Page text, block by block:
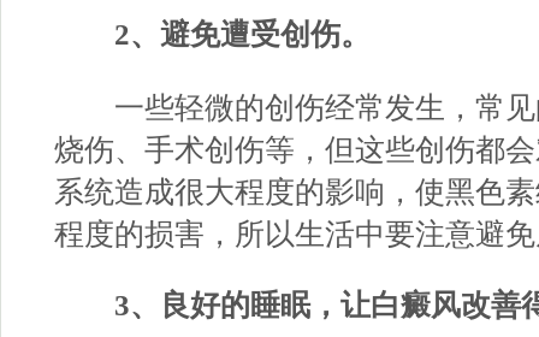
2、避免遭受创伤。
一些轻微的创伤经常发生，常见
烧伤、手术创伤等，但这些创伤都
系统造成很大程度的影响，使黑色
程度的损害，所以生活中要注意避
3、良好的睡眠，让白癜风改善